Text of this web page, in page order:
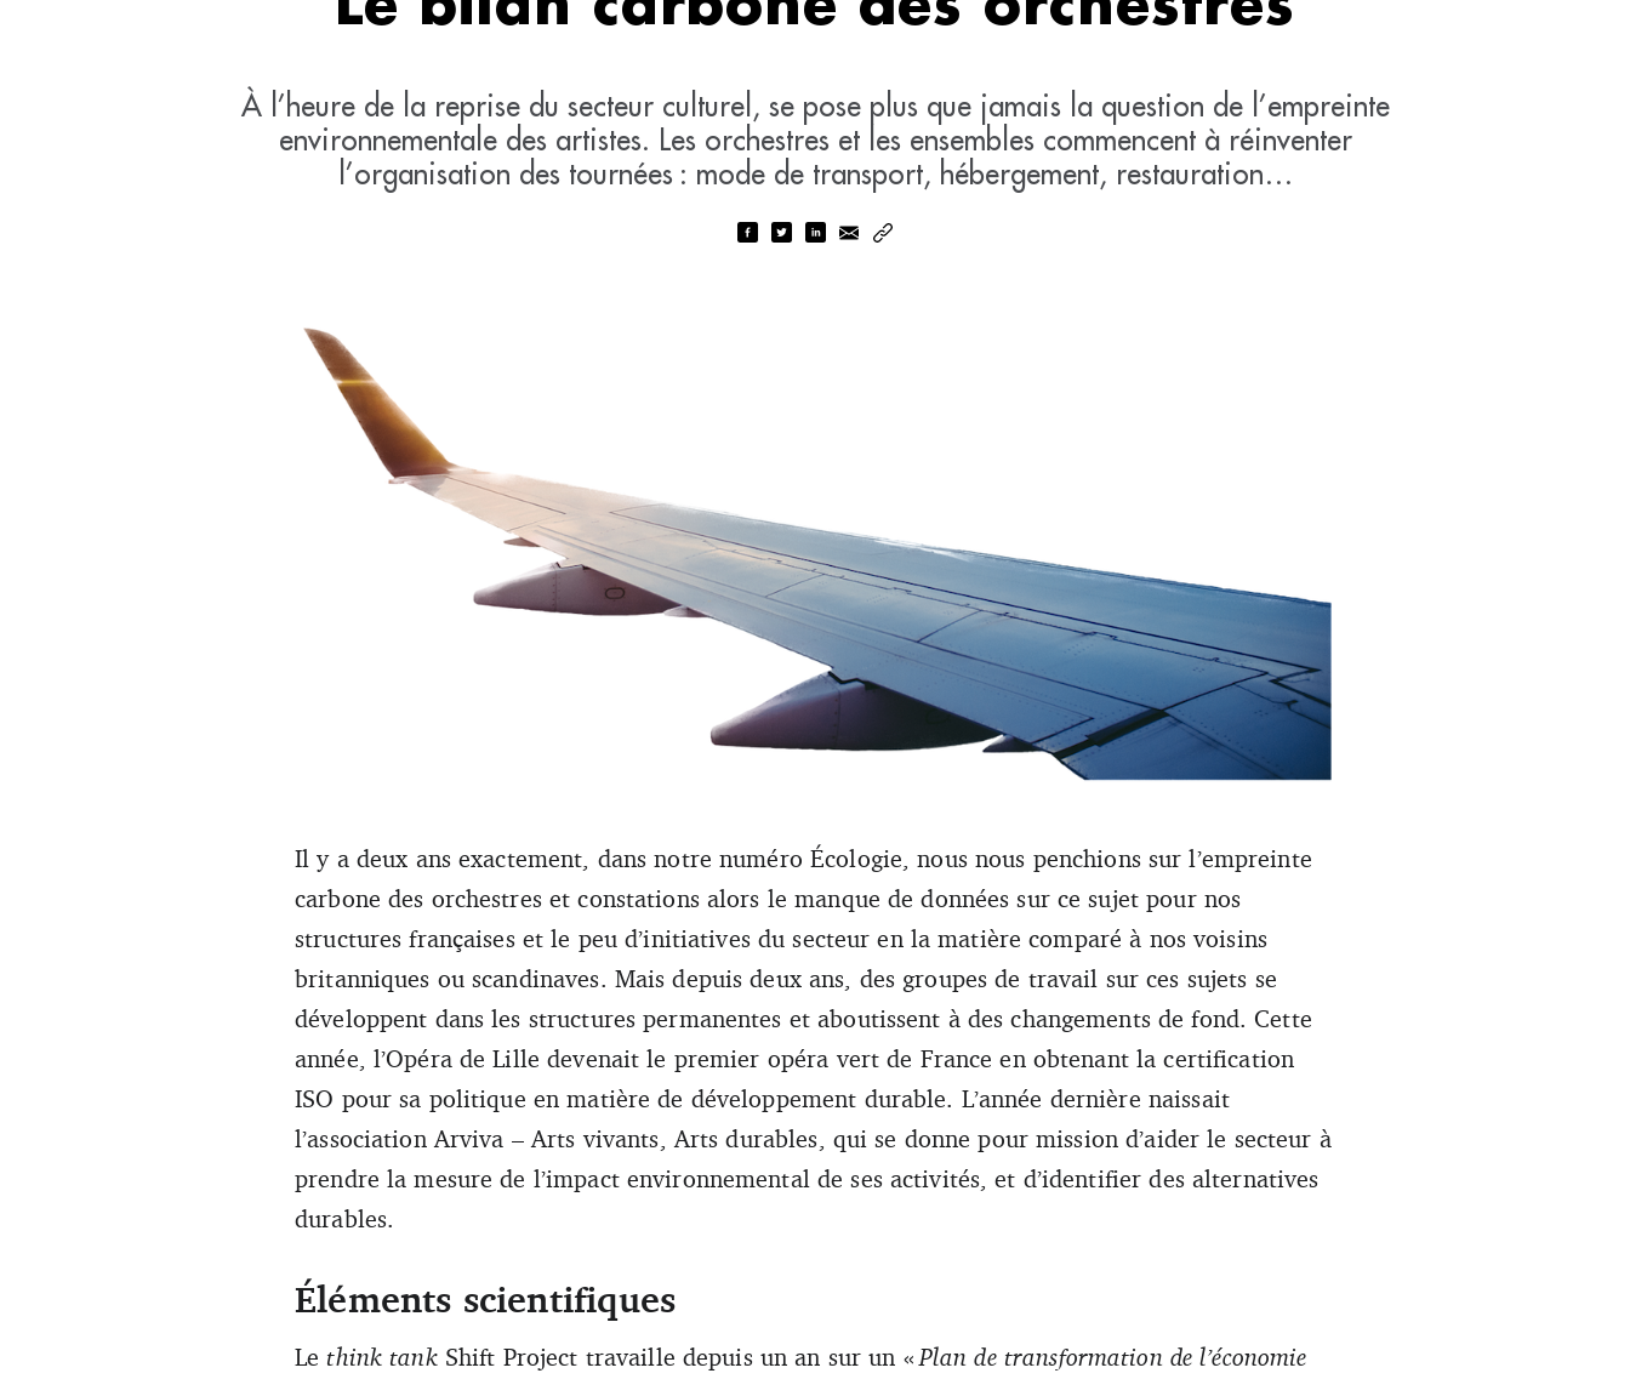
À l’heure de la reprise du secteur culturel, se pose plus que jamais la question de l’empreinte
environnementale des artistes. Les orchestres et les ensembles commencent à réinventer
l’organisation des tournées : mode de transport, hébergement, restauration…
moyens de déplacement. (DR)
Il y a deux ans exactement, dans notre numéro Écologie, nous nous penchions sur l’empreinte
carbone des orchestres et constations alors le manque de données sur ce sujet pour nos
structures françaises et le peu d’initiatives du secteur en la matière comparé à nos voisins
britanniques ou scandinaves. Mais depuis deux ans, des groupes de travail sur ces sujets se
développent dans les structures permanentes et aboutissent à des changements de fond. Cette
année, l’Opéra de Lille devenait le premier opéra vert de France en obtenant la certification
ISO pour sa politique en matière de développement durable. L’année dernière naissait
l’association Arviva – Arts vivants, Arts durables, qui se donne pour mission d’aider le secteur à
prendre la mesure de l’impact environnemental de ses activités, et d’identifier des alternatives
durables.
Éléments scientifiques
Le think tankShift Project travaille depuis un an sur un « Plan de transformation de l’économie